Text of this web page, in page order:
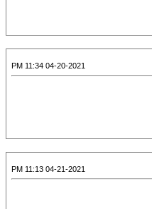
04-20-2021 11:34 PM
04-21-2021 11:13 PM